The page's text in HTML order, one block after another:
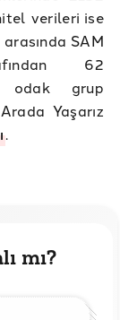
verileri ise
SAM
62
odak grup
Yaşarız
.
mı?